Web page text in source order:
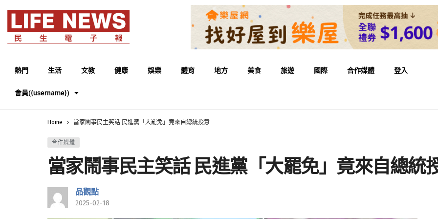
熱門 生活 文教 健康 娛樂 體育 地方 美食 旅遊 國際 合作媒體 登入
會員({username})
Home 當家鬧事民主笑話 民進黨「大罷免」竟來自總統授意
合作媒體
當家鬧事民主笑話 民進黨「大罷免」竟來自總統
品觀點
2025-02-18